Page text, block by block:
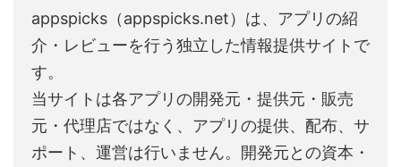
appspicks（appspicks.net）は、アプリの紹
介・レビューを行う独立した情報提供サイトで
す。
当サイトは各アプリの開発元・提供元・販売
元・代理店ではなく、アプリの提供、配布、サ
ポート、運営は行いません。開発元との資本・